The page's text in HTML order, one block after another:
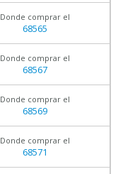
Donde comprar el
68565
Donde comprar el
68567
Donde comprar el
68569
Donde comprar el
68571